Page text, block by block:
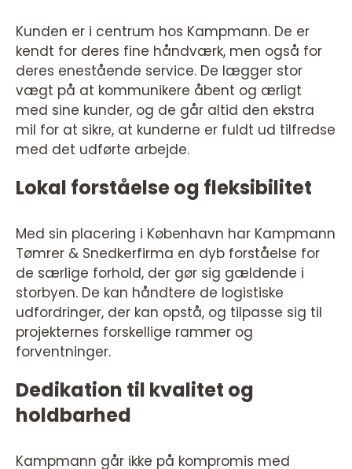
Kunden er i centrum hos Kampmann. De er
kendt for deres fine håndværk, men også for
deres enestående service. De lægger stor
vægt på at kommunikere åbent og ærligt
med sine kunder, og de går altid den ekstra
mil for at sikre, at kunderne er fuldt ud tilfredse
med det udførte arbejde.
Lokal forståelse og fleksibilitet
Med sin placering i København har Kampmann
Tømrer & Snedkerfirma en dyb forståelse for
de særlige forhold, der gør sig gældende i
storbyen. De kan håndtere de logistiske
udfordringer, der kan opstå, og tilpasse sig til
projekternes forskellige rammer og
forventninger.
Dedikation til kvalitet og
holdbarhed
Kampmann går ikke på kompromis med